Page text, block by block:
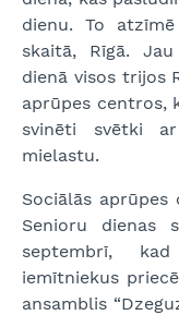
dienu. To
skaitā, Rīgā.
dienā visos trijos
aprūpes centros,
svinēti svētki
mielastu.
Sociālās aprūpes
Senioru dienas
septembrī,
iemītniekus
ansamblis